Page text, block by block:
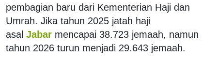
pembagian baru dari Kementerian Haji dan
Umrah. Jika tahun 2025 jatah haji
asal Jabar mencapai 38.723 jemaah, namun
tahun 2026 turun menjadi 29.643 jemaah.